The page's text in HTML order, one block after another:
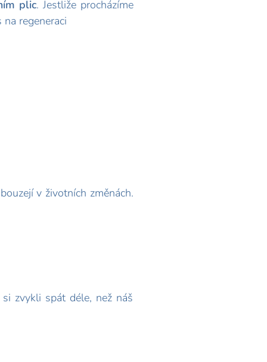
plic. Jestliže procházíme
regeneraci
v životních změnách.
zvykli spát déle, než náš